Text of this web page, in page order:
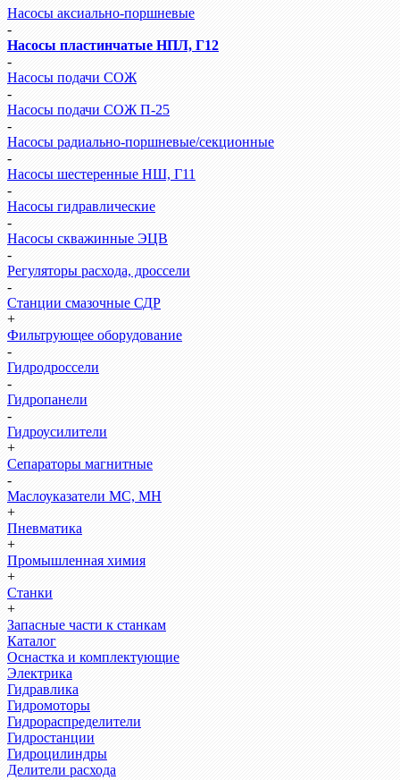
Насосы аксиально-поршневые
-
Насосы пластинчатые НПЛ, Г12
-
Насосы подачи СОЖ
-
Насосы подачи СОЖ П-25
-
Насосы радиально-поршневые/секционные
-
Насосы шестеренные НШ, Г11
-
Насосы гидравлические
-
Насосы скважинные ЭЦВ
-
Регуляторы расхода, дроссели
-
Станции смазочные СДР
+
Фильтрующее оборудование
-
Гидродроссели
-
Гидропанели
-
Гидроусилители
+
Сепараторы магнитные
-
Маслоуказатели МС, МН
+
Пневматика
+
Промышленная химия
+
Станки
+
Запасные части к станкам
Каталог
Оснастка и комплектующие
Электрика
Гидравлика
Гидромоторы
Гидрораспределители
Гидростанции
Гидроцилиндры
Делители расхода